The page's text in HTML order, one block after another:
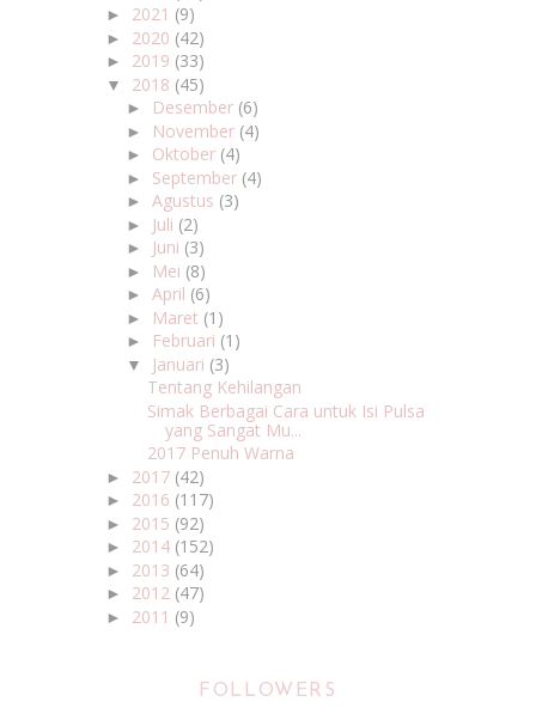
► 2021 (9)
► 2020 (42)
► 2019 (33)
▼ 2018 (45)
► Desember (6)
► November (4)
► Oktober (4)
► September (4)
►Agustus (3)
► Juli (2)
► Juni (3)
► Mei (8)
►April (6)
► Maret (1)
► Februari (1)
▼ Januari (3)
Tentang Kehilangan
Simak Berbagai Cara untuk Isi Pulsa
yang Sangat Mu...
2017 Penuh Warna
► 2017 (42)
► 2016 (117)
► 2015 (92)
► 2014 (152)
► 2013 (64)
► 2012 (47)
► 2011 (9)
FOLLOWERS